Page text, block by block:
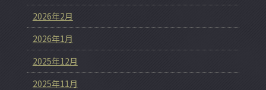
2026年2月
2026年1月
2025年12月
2025年11月